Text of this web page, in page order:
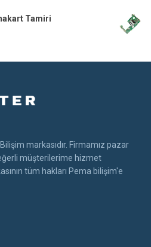
Tamiri
markasıdır. Firmamız pazar
müşterilerime hizmet
tüm hakları Pema bilişim'e